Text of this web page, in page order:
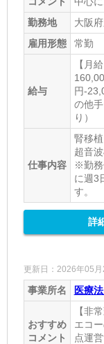
勤務地
大阪
雇用形態
常勤
給与
【月
円-
の他
り）
仕事内容
腎移
超音
※勤務
に週3
す。
詳
更新日：2026年05月
事業所名 医療
おすすめ
コメント
【非
エコ
点運